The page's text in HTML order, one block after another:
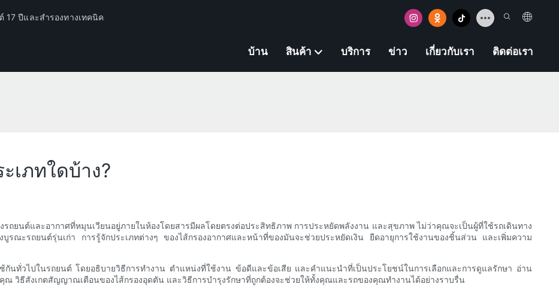
17 ปีและสำรองทางเทคนิค
บ้าน สินค้า บริการ ข่าว เกี่ยวกับเรา ติดต่อเรา
เภทใดบ้าง?
รถยนต์และอากาศที่หมุนเวียนอยู่ภายในห้องโดยสารมีผลโดยตรงต่อประสิทธิภาพ การประหยัดพลังงาน และสุขภาพ ไม่ว่าคุณจะเป็นผู้ที่ใช้รถเดินทาง
ณะรถยนต์รุ่นเก่า การรู้จักประเภทต่างๆ ของไส้กรองอากาศและหน้าที่ของมันจะช่วยประหยัดเงิน ยืดอายุการใช้งานของชิ้นส่วน และเพิ่มความ
กันทั่วไปในรถยนต์ โดยอธิบายวิธีการทำงาน ตำแหน่งที่ใช้งาน ข้อดีและข้อเสีย และคำแนะนำที่เป็นประโยชน์ในการเลือกและการดูแลรักษา อ่าน
คุณ วิธีสังเกตสัญญาณเตือนของไส้กรองอุดตัน และวิธีการบำรุงรักษาที่ถูกต้องจะช่วยให้ทั้งคุณและรถของคุณทำงานได้อย่างราบรื่น